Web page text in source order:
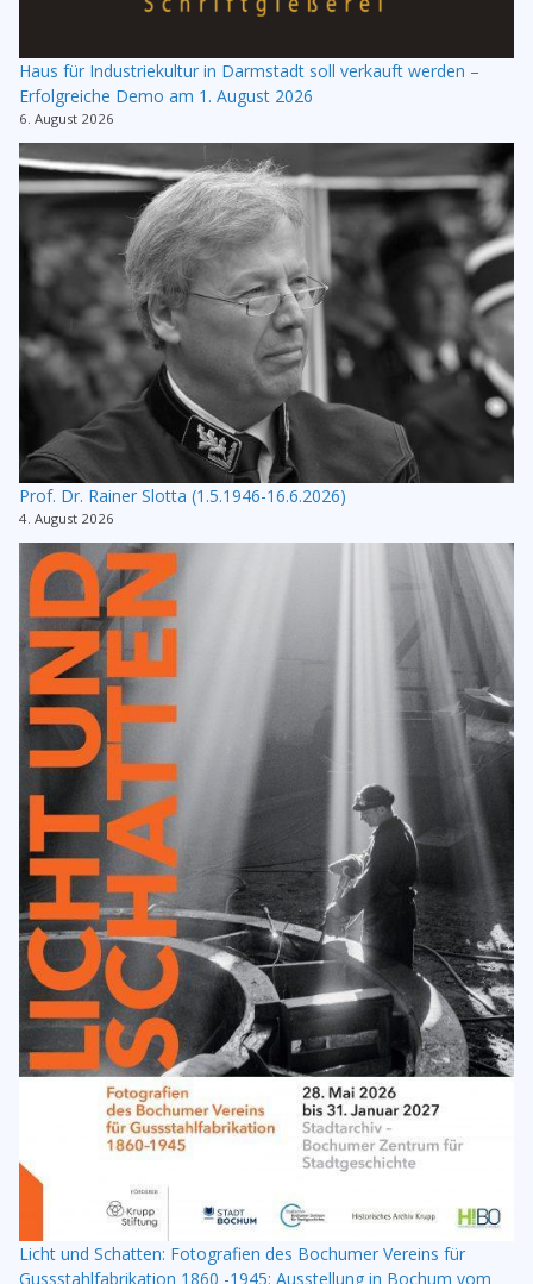
Haus für Industriekultur in Darmstadt soll verkauft werden –
Erfolgreiche Demo am 1. August 2026
6. August 2026
Prof. Dr. Rainer Slotta (1.5.1946-16.6.2026)
4. August 2026
Licht und Schatten: Fotografien des Bochumer Vereins für
Gussstahlfabrikation 1860 -1945: Ausstellung in Bochum vom